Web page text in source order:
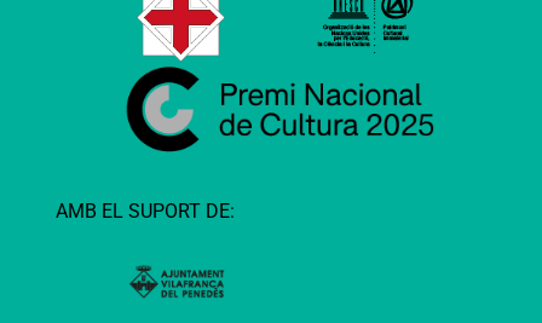
AMB EL SUPORT DE: